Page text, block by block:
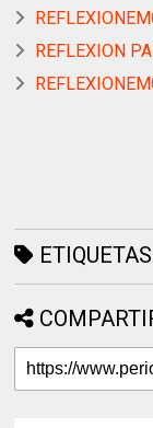
REFLEXION